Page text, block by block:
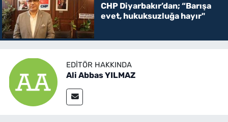
CHP Diyarbakır’dan; “Barışa
evet, hukuksuzluğa hayır"
EDITÖR HAKKINDA
Ali Abbas YILMAZ